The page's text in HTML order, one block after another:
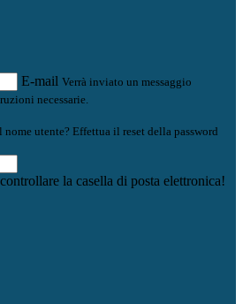
E-mail Verrà inviato un messaggio
necessarie.
utente? Effettua il reset della password
la casella di posta elettronica!